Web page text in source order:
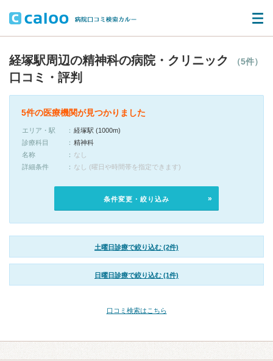
経塚駅周辺の精神科の病院・クリニック （5件）
口コミ・評判
5件の医療機関が見つかりました
エリア・駅
経塚駅 (1000m)
診療科目
精神科
名称
なし
詳細条件
なし (曜日や時間帯を指定できます)
条件変更・絞り込み
土曜日診療で絞り込む (2件)
日曜日診療で絞り込む (1件)
口コミ検索はこちら